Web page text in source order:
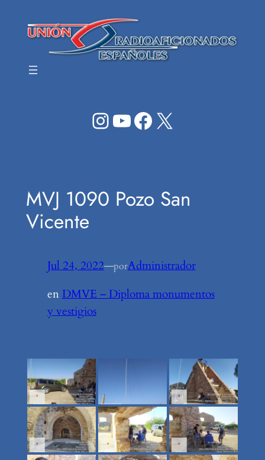
Instagram
YouTube
Facebook
X
MVJ 1090 Pozo San
Vicente
Jul 24, 2022—porAdministrador
enDMVE – Diploma monumentos
y vestigios